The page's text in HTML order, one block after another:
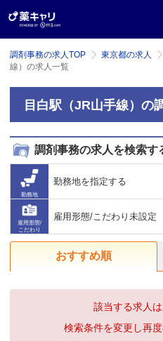
調剤事務の求人TOP 東京都の求人
線）の求人一覧
目白駅（JR山手線）の
調剤事務の求人を検索す
勤務地
勤務地を指定する
雇用形態/
こだわり
雇用形態/こだわり未設定
おすすめ順
該当する求人は
検索条件を変更し再